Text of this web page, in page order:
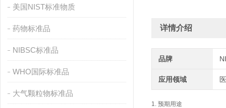
美国NIST标准物质
药物标准品
NIBSC标准品
WHO国际标准品
大气颗粒物标准品
详情介绍
品牌
应用领域
1. 预期用途